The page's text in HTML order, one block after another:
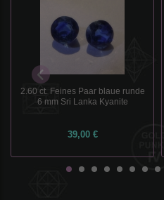
2.60 ct. Feines Paar blaue runde
6 mm Sri Lanka Kyanite
39,00 €